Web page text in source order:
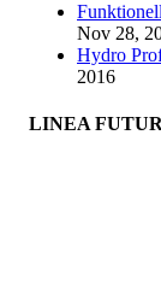
Nov 28,
Hydro
2016
LINEA